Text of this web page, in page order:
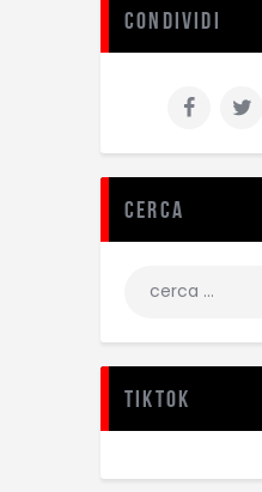
Condividi
Cerca
TikTok